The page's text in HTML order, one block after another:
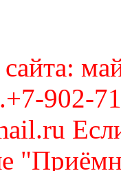
902-